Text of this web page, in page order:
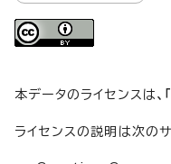
本データのライセンスは 、
ライセンスの説明は次の